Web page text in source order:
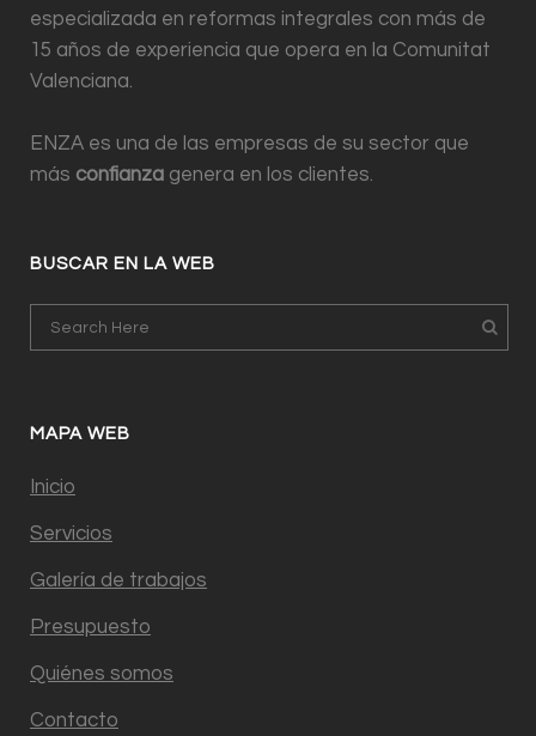
especializada en reformas integrales con más de
15 años de experiencia que opera en la Comunitat
Valenciana.
ENZA es una de las empresas de su sector que
más confianza genera en los clientes.
BUSCAR EN LA WEB
MAPA WEB
Inicio
Servicios
Galería de trabajos
Presupuesto
Quiénes somos
Contacto